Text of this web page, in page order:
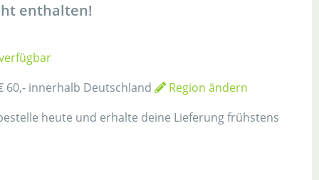
enthalten!
60,- innerhalb Deutschland
Region ändern
heute und erhalte deine Lieferung frühstens